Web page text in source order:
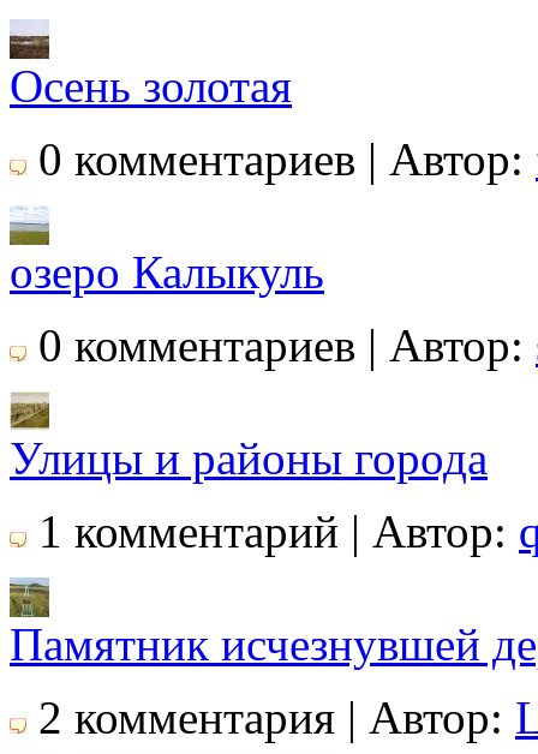
Осень золотая
0 комментариев | Автор:
озеро Калыкуль
0 комментариев | Автор:
Улицы и районы города
1 комментарий | Автор:
Памятник исчезнувшей
2 комментария | Автор: